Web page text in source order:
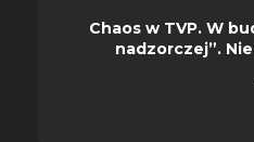
Chaos w TVP. W
nadzorczej”.